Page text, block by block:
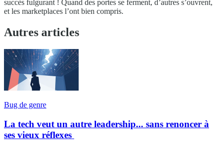
succès fulgurant ! Quand des portes se ferment, d’autres s’ouvrent,
et les marketplaces l’ont bien compris.
Autres articles
Bug de genre
La tech veut un autre leadership... sans renoncer à
ses vieux réflexes